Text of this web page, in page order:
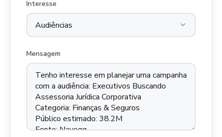
Interesse
Mensagem